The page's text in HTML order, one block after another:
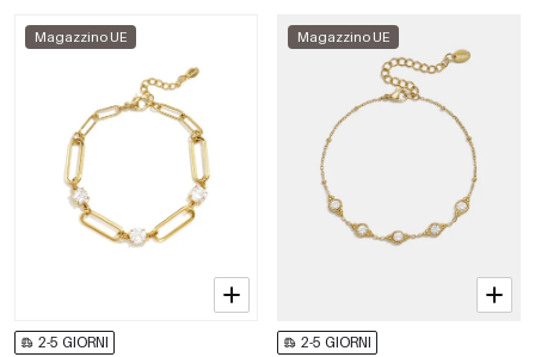
Magazzino UE
2-5 GIORNI
Magazzino UE
2-5 GIORNI